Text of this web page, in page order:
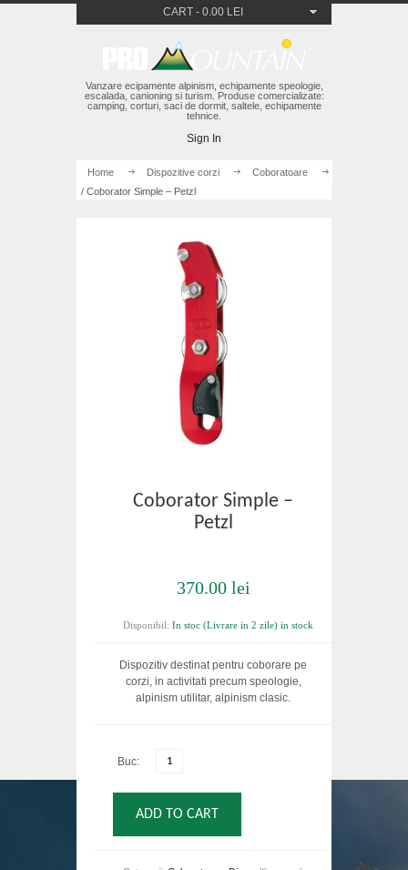
CART - 0.00 LEI
Vanzare ecipamente alpinism, echipamente speologie,
escalada, canioning si turism. Produse comercializate:
camping, corturi, saci de dormit, saltele, echipamente
tehnice.
Sign In
Home / Dispozitive corzi /
Coboratoare
/ Coborator Simple – Petzl
Coborator Simple –
Petzl
370.00 lei
Disponibil: In stoc (Livrare in 2 zile) in stock
Dispozitiv destinat pentru coborare pe
corzi, in activitati precum speologie,
alpinism utilitar, alpinism clasic.
Buc:
ADD TO CART